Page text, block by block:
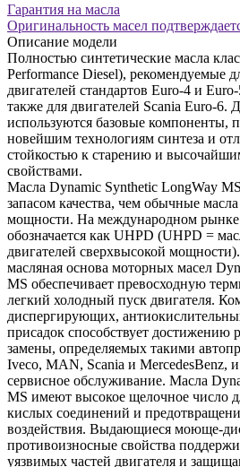
Гарантия на масла
Оригинальность масел
Описание модели
Полностью синтетические масла
Performance Diesel), рекомендуемые
двигателей стандартов Euro-4 и
также для двигателей Scania Euro-6.
используются базовые компоненты,
новейшим технологиям синтеза и
стойкостью к старению и
свойствами.
Масла Dynamic Synthetic LongWay
запасом качества, чем обычные
мощности. На международном рынке
обозначается как UHPD (UHPD =
двигателей сверхвысокой мощности).
масляная основа моторных масел
MS обеспечивает превосходную
легкий холодный пуск двигателя.
диспергирующих,
присадок способствует достижению
замены, определяемых такими
Iveco, MAN, Scania и MercedesBenz,
сервисное обслуживание. Масла
MS имеют высокое щелочное число
кислых соединений и
воздействия. Выдающиеся моюще-
противоизносные свойства
уязвимых частей двигателя и